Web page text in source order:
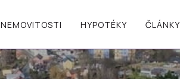
NEMOVITOSTI HYPOTÉKY ČLÁNKY